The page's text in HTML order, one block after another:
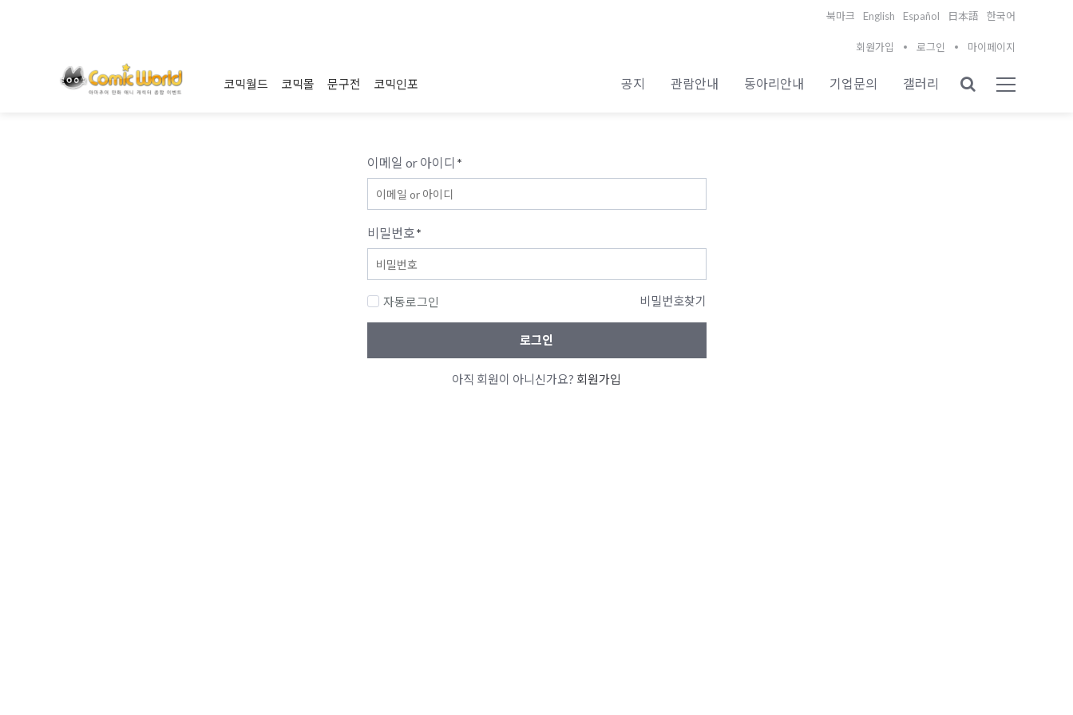
북마크 English Español 日本語 한국어
회원가입 로그인 마이페이지
코믹월드 코믹몰 문구전 코믹인포 공지 관람안내 동아리안내 기업문의 갤러리
이메일 or 아이디 *
비밀번호*
자동로그인 비밀번호찾기
로그인
아직 회원이 아니신가요? 회원가입